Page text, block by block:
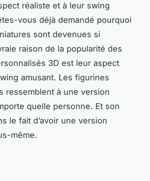
réaliste et à leur swing
vous déjà demandé pourquoi
sont devenues si
raison de la popularité des
3D est leur aspect
amusant. Les figurines
ressemblent à une version
quelle personne. Et son
le fait d’avoir une version
même.